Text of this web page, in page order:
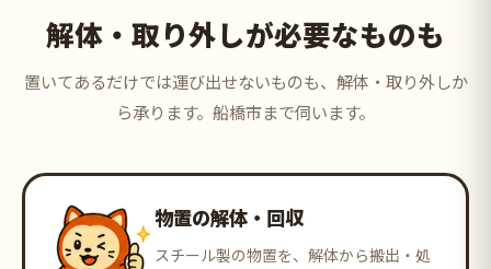
解体・取り外しが必要なものも
置いてあるだけでは運び出せないものも、解体・取り外しか
ら承ります。船橋市まで伺います。
物置の解体・回収
スチール製の物置を、解体から搬出・処